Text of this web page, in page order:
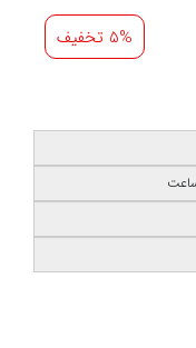
5% تخفیف